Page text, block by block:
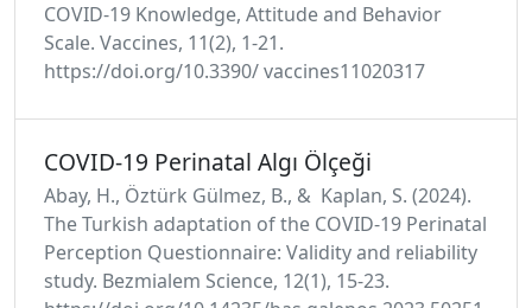
COVID-19 Knowledge, Attitude and Behavior
Scale. Vaccines, 11(2), 1-21.
https://doi.org/10.3390/ vaccines11020317
COVID-19 Perinatal Algı Ölçeği
Abay, H., Öztürk Gülmez, B., & Kaplan, S. (2024).
The Turkish adaptation of the COVID‑19 Perinatal
Perception Questionnaire: Validity and reliability
study. Bezmialem Science, 12(1), 15-23.